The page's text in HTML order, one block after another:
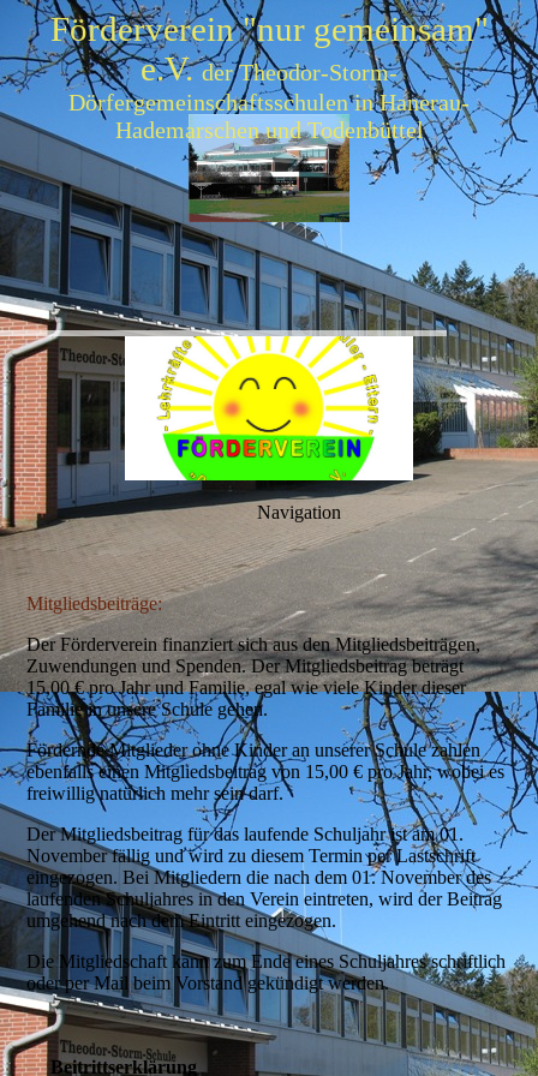
Förderverein "nur gemeinsam"
e.V. der Theodor-Storm-
Dörfergemeinschaftsschulen in Hanerau-
Hademarschen und Todenbüttel
Navigation
Mitgliedsbeiträge:
Der Förderverein finanziert sich aus den Mitgliedsbeiträgen,
Zuwendungen und Spenden. Der Mitgliedsbeitrag beträgt
15,00 € pro Jahr und Familie, egal wie viele Kinder dieser
Familie in unsere Schule gehen.
Fördernde Mitglieder ohne Kinder an unserer Schule zahlen
ebenfalls einen Mitgliedsbeitrag von 15,00 € pro Jahr, wobei es
freiwillig natürlich mehr sein darf.
Der Mitgliedsbeitrag für das laufende Schuljahr ist am 01.
November fällig und wird zu diesem Termin per Lastschrift
eingezogen. Bei Mitgliedern die nach dem 01. November des
laufenden Schuljahres in den Verein eintreten, wird der Beitrag
umgehend nach dem Eintritt eingezogen.
Die Mitgliedschaft kann zum Ende eines Schuljahres schriftlich
oder per Mail beim Vorstand gekündigt werden.
Beitrittserklärung